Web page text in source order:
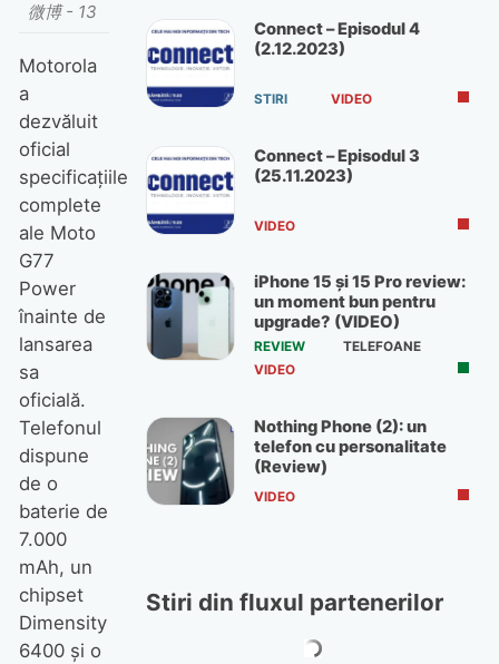
微博 - 13
Motorola
a
dezvăluit
oficial
specificațiile
complete
ale Moto
G77
Power
înainte de
lansarea
sa
oficială.
Telefonul
dispune
de o
baterie de
7.000
mAh, un
chipset
Dimensity
6400 și o
Connect – Episodul 4
(2.12.2023)
STIRI VIDEO
Connect – Episodul 3
(25.11.2023)
VIDEO
iPhone 15 și 15 Pro review:
un moment bun pentru
upgrade? (VIDEO)
REVIEW
TELEFOANE
VIDEO
Nothing Phone (2): un
telefon cu personalitate
(Review)
VIDEO
Stiri din fluxul partenerilor